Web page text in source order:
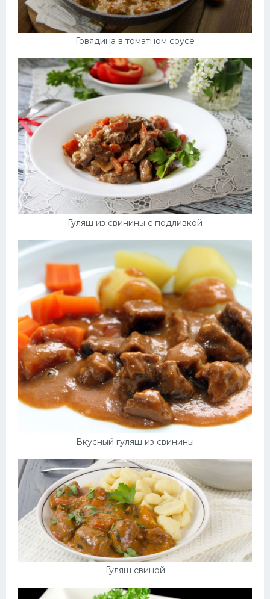
Говядина в томатном соусе
Гуляш из свинины с подливкой
Вкусный гуляш из свинины
Гуляш свиной